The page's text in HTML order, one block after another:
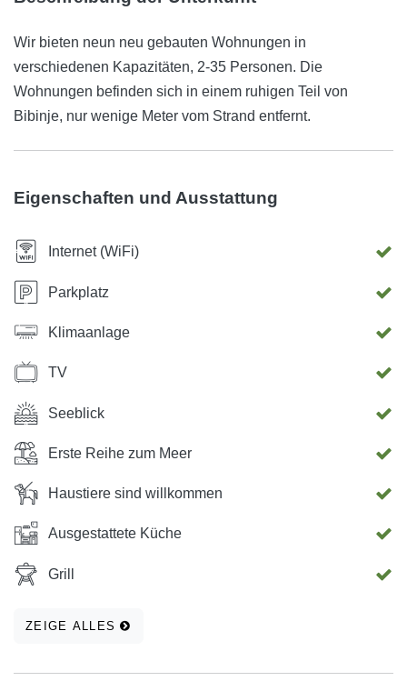
Wir bieten neun neu gebauten Wohnungen in
verschiedenen Kapazitäten, 2-35 Personen. Die
Wohnungen befinden sich in einem ruhigen Teil von
Bibinje, nur wenige Meter vom Strand entfernt.
Eigenschaften und Ausstattung
Internet (WiFi)
Parkplatz
Klimaanlage
TV
Seeblick
Erste Reihe zum Meer
Haustiere sind willkommen
Ausgestattete Küche
Grill
ZEIGE ALLES